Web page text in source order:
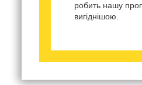
робить нашу
вигіднішою.